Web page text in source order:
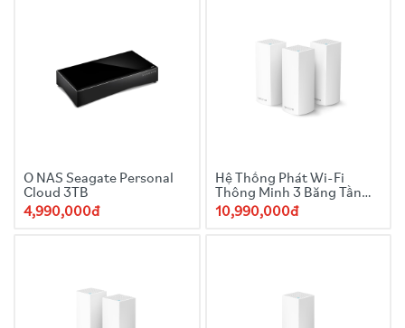
Ổ NAS Seagate Personal
Cloud 3TB
4,990,000đ
Hệ Thống Phát Wi-Fi
Thông Minh 3 Băng Tần
Linksys Velop 3-Pack
10,990,000đ